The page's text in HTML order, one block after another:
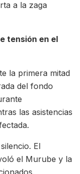
a la zaga
tensión en el
la primera mitad
del fondo
las asistencias
El
el Murube y la